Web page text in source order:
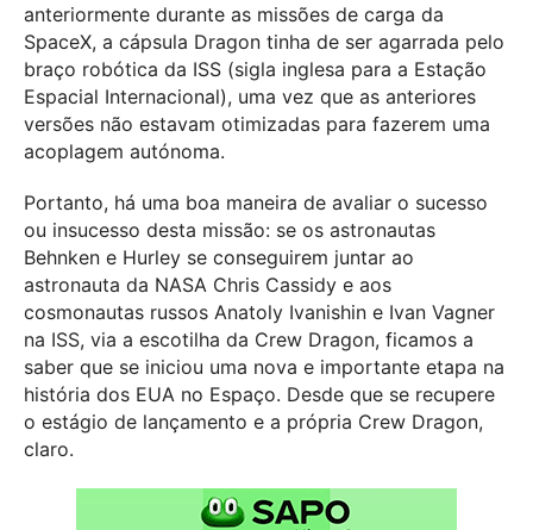
anteriormente durante as missões de carga da
SpaceX, a cápsula Dragon tinha de ser agarrada pelo
braço robótica da ISS (sigla inglesa para a Estação
Espacial Internacional), uma vez que as anteriores
versões não estavam otimizadas para fazerem uma
acoplagem autónoma.
Portanto, há uma boa maneira de avaliar o sucesso
ou insucesso desta missão: se os astronautas
Behnken e Hurley se conseguirem juntar ao
astronauta da NASA Chris Cassidy e aos
cosmonautas russos Anatoly Ivanishin e Ivan Vagner
na ISS, via a escotilha da Crew Dragon, ficamos a
saber que se iniciou uma nova e importante etapa na
história dos EUA no Espaço. Desde que se recupere
o estágio de lançamento e a própria Crew Dragon,
claro.